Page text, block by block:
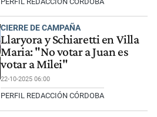
CIERRE DE CAMPAÑA
Llaryora y Schiaretti en Villa
Maria: "No votar a Juan es
votar a Milei"
22-10-2025 06:00
PERFIL REDACCIÓN CÓRDOBA